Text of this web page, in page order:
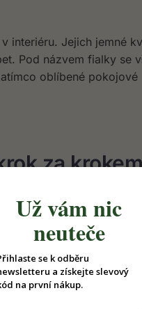
interiéru. Jejich jemné
Pod názvem fialky se
oblíbené pokojové
za krokem
schefflera opadává
vody, tak dlouhé sucho,
Už vám nic
neuteče
se k odběru
a získejte slevový
na první nákup.